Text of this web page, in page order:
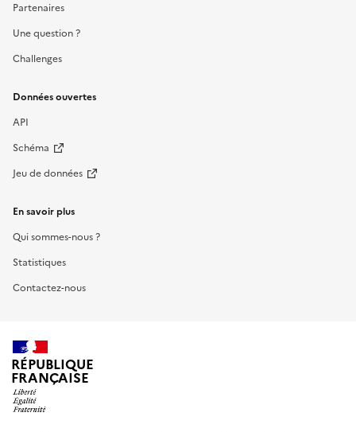
Partenaires
Une question ?
Challenges
Données ouvertes
API
Schéma
Jeu de données
En savoir plus
Qui sommes-nous ?
Statistiques
Contactez-nous
RÉPUBLIQUE
FRANÇAISE